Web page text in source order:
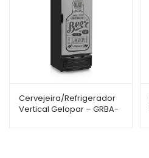
Cervejeira/Refrigerador
Vertical Gelopar – GRBA-